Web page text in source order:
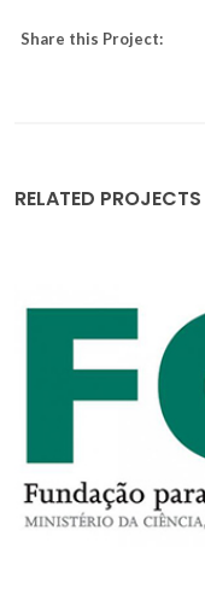
Share this Project:
RELATED PROJECTS